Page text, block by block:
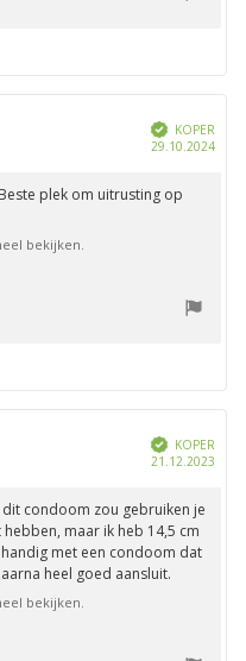
Geverifieerd
KOPER
29.10.2024
plek om uitrusting op
bekijken.
Geverifieerd
KOPER
21.12.2023
condoom zou gebruiken je
maar ik heb 14,5 cm
met een condoom dat
heel goed aansluit.
bekijken.